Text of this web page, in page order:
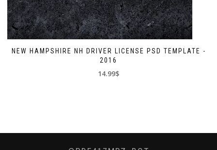
NEW HAMPSHIRE NH DRIVER LICENSE PSD TEMPLATE -
2016
14.99$